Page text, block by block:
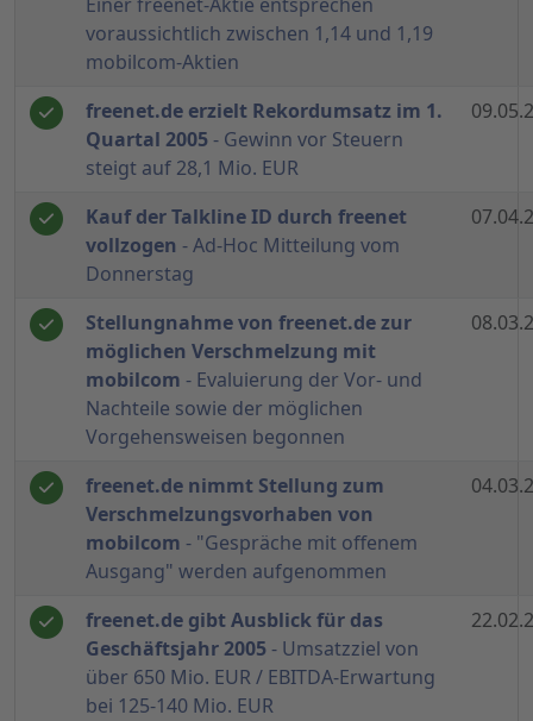
voraussichtlich zwischen 1,14 und 1,19
mobilcom-Aktien
freenet.de erzielt Rekordumsatz im 1.
Quartal 2005- Gewinn vor Steuern
steigt auf 28,1 Mio. EUR
Kauf der Talkline ID durch freenet
vollzogen - Ad-Hoc Mitteilung vom
Donnerstag
Stellungnahme von freenet.de zur
möglichen Verschmelzung mit
mobilcom - Evaluierung der Vor- und
Nachteile sowie der möglichen
Vorgehensweisen begonnen
freenet.de nimmt Stellung zum
Verschmelzungsvorhaben von
mobilcom - "Gespräche mit offenem
Ausgang" werden aufgenommen
freenet.de gibt Ausblick für das
Geschäftsjahr 2005- Umsatzziel von
über 650 Mio. EUR / EBITDA-Erwartung
bei 125-140 Mio. EUR